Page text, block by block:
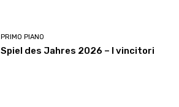
PRIMO PIANO
Spiel des Jahres 2026 – I vincitori